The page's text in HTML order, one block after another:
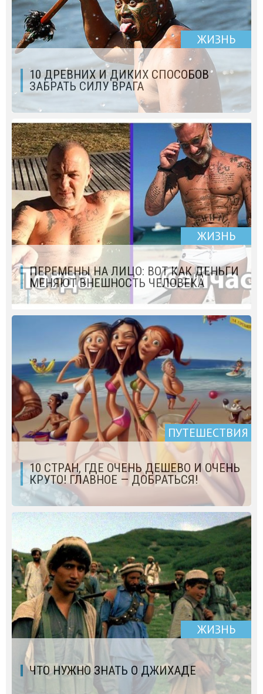
ЖИЗНЬ
10 ДРЕВНИХ И ДИКИХ СПОСОБОВ
ЗАБРАТЬ СИЛУ ВРАГА
ЖИЗНЬ
ПЕРЕМЕНЫ НА ЛИЦО: ВОТ КАК ДЕНЬГИ
МЕНЯЮТ ВНЕШНОСТЬ ЧЕЛОВЕКА
ПУТЕШЕСТВИЯ
10 СТРАН, ГДЕ ОЧЕНЬ ДЕШЕВО И ОЧЕНЬ
КРУТО! ГЛАВНОЕ — ДОБРАТЬСЯ!
ЖИЗНЬ
ЧТО НУЖНО ЗНАТЬ О ДЖИХАДЕ